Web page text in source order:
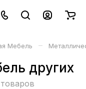
Мебель –
других